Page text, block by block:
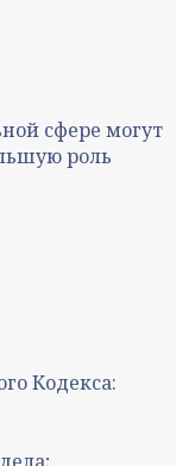
сфере могут
роль
Кодекса: